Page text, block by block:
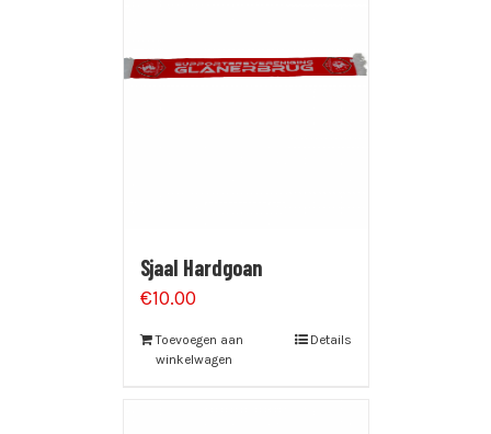
Sjaal Hardgoan
€10.00
Toevoegen aan
winkelwagen
Details